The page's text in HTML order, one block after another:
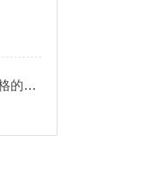
如何解决ELISA试剂盒操作严格的问题